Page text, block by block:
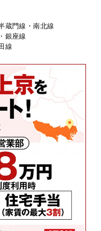
蔵門線・南北線
銀座線
線